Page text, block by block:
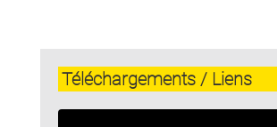
Téléchargements / Liens